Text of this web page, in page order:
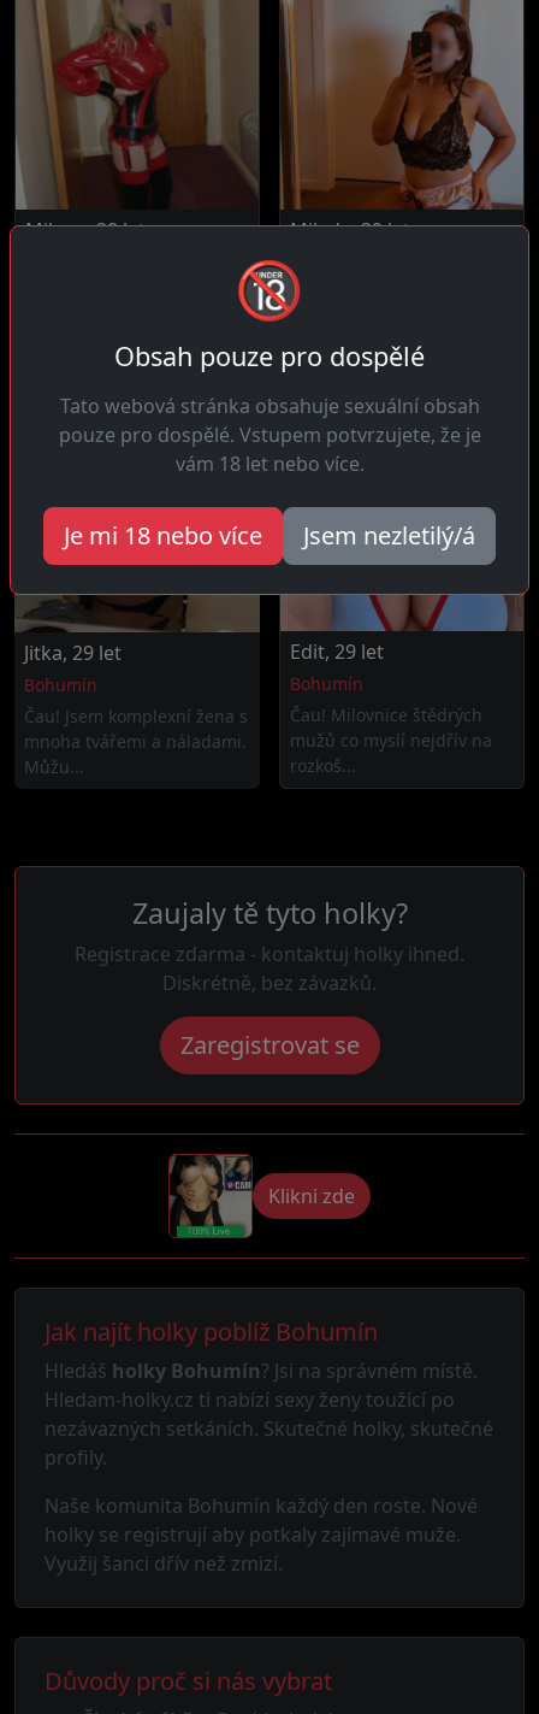
Milena, 38 let
Čau ty! Unavená narážet na
Milada, 39 let
Bohumín
Ahoj! Jsem diskrétní ale
velmi intenzivní žena
která...
Jitka, 29 let
Bohumín
Čau! Jsem komplexní žena s
mnoha tvářemi a náladami.
Můžu...
Edit, 29 let
Bohumín
Čau! Milovnice štědrých
mužů co myslí nejdřív na
rozkoš...
Zaujaly tě tyto holky?
Registrace zdarma - kontaktuj holky ihned.
Diskrétně, bez závazků.
Zaregistrovat se
Klikni zde
Jak najít holky poblíž Bohumín
Hledáš holky Bohumín? Jsi na správném místě.
Hledam-holky.cz ti nabízí sexy ženy toužící po
nezávazných setkáních. Skutečné holky, skutečné
profily.
Naše komunita Bohumín každý den roste. Nové
holky se registrují aby potkaly zajímavé muže.
Využij šanci dřív než zmizí.
Důvody proč si nás vybrat
🔞
Obsah pouze pro dospělé
Tato webová stránka obsahuje sexuální obsah
pouze pro dospělé. Vstupem potvrzujete, že je
vám 18 let nebo více.
Je mi 18 nebo více Jsem nezletilý/á